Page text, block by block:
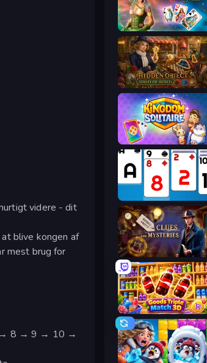
videre - dit
blive kongen af
mest brug for
→ 8 → 9 → 10 →
Emerland Solitaire Endless Journey
Hidden Object: Street Of Secrets
Kingdom Solitaire
Social Solitaire
Hidden Object: Clues and Mysteries
Goods Triple Match 3D